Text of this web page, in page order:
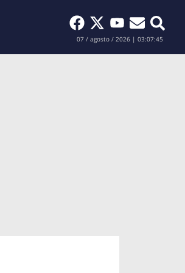
Buscar
07 / agosto / 2026 | 03:07:46